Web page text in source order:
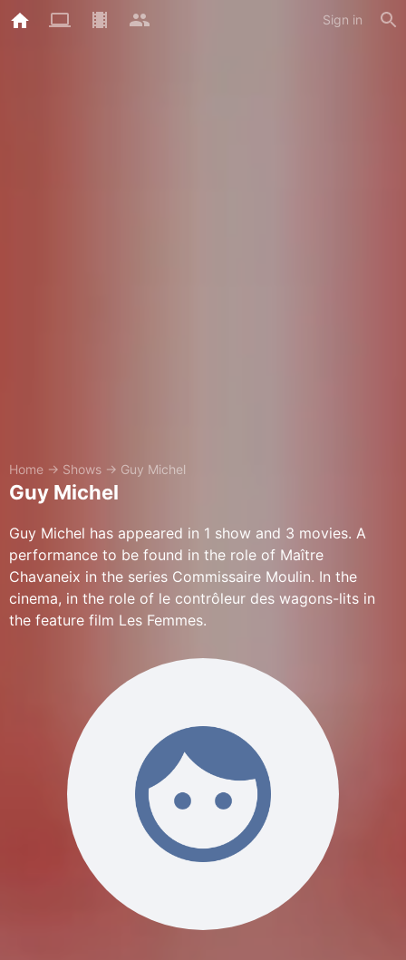
Sign in
Home → Shows → Guy Michel
Guy Michel
Guy Michel has appeared in 1 show and 3 movies. A
performance to be found in the role of Maître
Chavaneix in the series Commissaire Moulin. In the
cinema, in the role of le contrôleur des wagons-lits in
the feature film Les Femmes.